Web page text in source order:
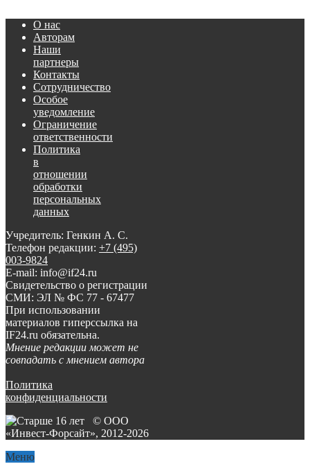
О нас
Авторам
Наши
партнеры
Контакты
Сотрудничество
Особое
уведомление
Ограничение
ответственности
Политика
в
отношении
обработки
персональных
данных
Учредитель: Генкин А. С.
Телефон редакции: +7 (495)
003-9824
E-mail: info@if24.ru
Свидетельство о регистрации
СМИ: ЭЛ № ФС 77 - 67477
При использовании
материалов гиперссылка на
IF24.ru обязательна.
Мнение редакции может не
совпадать с мнением автора
Политика
конфиденциальности
© ООО
«Инвест-Форсайт», 2012-2026
Меню